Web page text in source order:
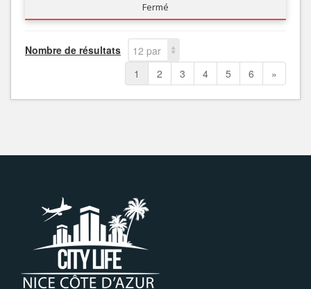
Fermé
Nombre de résultats
12 par
page
1 2 3 4 5 6 »